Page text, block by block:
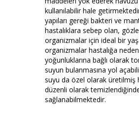
kullanılabilir hale
yapıları gereği bakteri ve
hastalıklara sebep olan,
organizmalar için ideal bir
organizmalar hastalığa
yoğunluklarına bağlı olarak
suyun bulanmasına yol
suyu da özel olarak üretilmiş
düzenli olarak
sağlanabilmektedir.